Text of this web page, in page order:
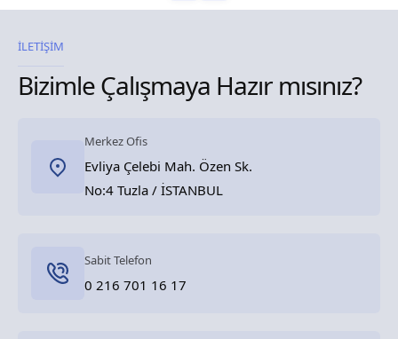
İLETİŞİM
Bizimle Çalışmaya Hazır mısınız?
Merkez Ofis
Evliya Çelebi Mah. Özen Sk.
No:4 Tuzla / İSTANBUL
Sabit Telefon
0 216 701 16 17